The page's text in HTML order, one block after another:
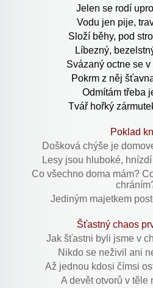
Jelen se rodí
Vodu jen pije,
Složí běhy, pod
Líbezný,
Svázaný octne se
Pokrm z něj
Odmítám třeba
Tvář hořký
Poklad
Došková chýše je
Lesy jsou hluboké,
Co všechno doma mám?
Jediným majetkem
Šťastný chaos
Jak šťastni byli jsme v
Nikdo se neživil ani
Až jednou kdosi čímsi
A devět otvorů v těle